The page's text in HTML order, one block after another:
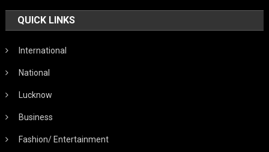
QUICK LINKS
International
National
Lucknow
Business
Fashion/ Entertainment